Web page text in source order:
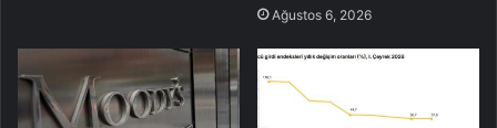
Ağustos 6, 2026